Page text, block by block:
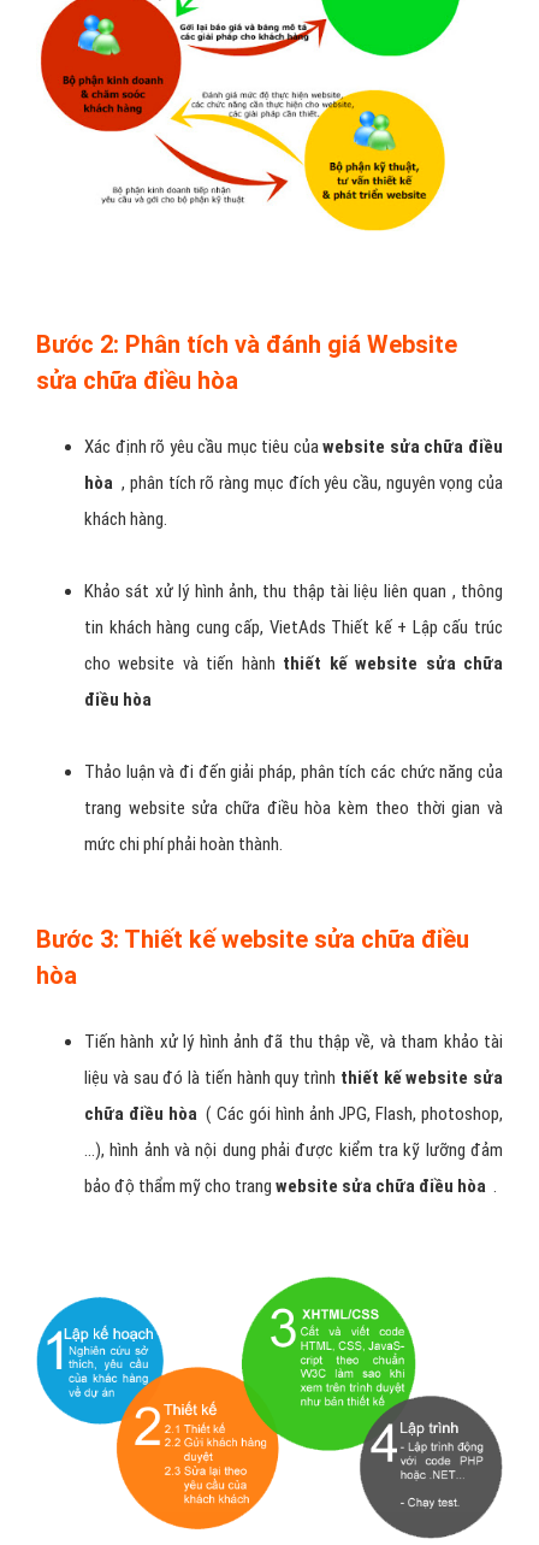
Bước 2: Phân tích và đánh giá Website
sửa chữa điều hòa
Xác định rõ yêu cầu mục tiêu củawebsite sửa chữa điều
hòa , phân tích rõ ràng mục đích yêu cầu, nguyên vọng của
khách hàng.
Khảo sát xử lý hình ảnh, thu thập tài liệu liên quan , thông
tin khách hàng cung cấp, VietAds Thiết kế + Lập cấu trúc
cho website và tiến hành thiết kế website sửa chữa
điều hòa
Thảo luận và đi đến giải pháp, phân tích các chức năng của
trang website sửa chữa điều hòa kèm theo thời gian và
mức chi phí phải hoàn thành.
Bước 3: Thiết kế website sửa chữa điều
hòa
Tiến hành xử lý hình ảnh đã thu thập về, và tham khảo tài
liệu và sau đó là tiến hành quy trình thiết kế website sửa
chữa điều hòa ( Các gói hình ảnh JPG, Flash, photoshop,
…), hình ảnh và nội dung phải được kiểm tra kỹ lưỡng đảm
bảo độ thẩm mỹ cho trang website sửa chữa điều hòa .